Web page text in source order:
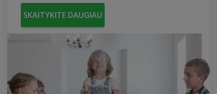
SKAITYKITE DAUGIAU